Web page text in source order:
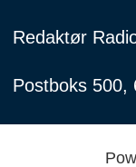
Redaktør
Postboks 500,